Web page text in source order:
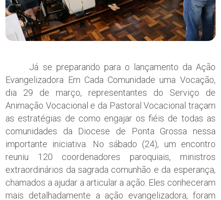
Já se preparando para o lançamento da Ação
Evangelizadora Em Cada Comunidade uma Vocação,
dia 29 de março, representantes do Serviço de
Animação Vocacional e da Pastoral Vocacional traçam
as estratégias de como engajar os fiéis de todas as
comunidades da Diocese de Ponta Grossa nessa
importante iniciativa. No sábado (24), um encontro
reuniu 120 coordenadores paroquiais, ministros
extraordinários da sagrada comunhão e da esperança,
chamados a ajudar a articular a ação. Eles conheceram
mais detalhadamente a ação evangelizadora, foram